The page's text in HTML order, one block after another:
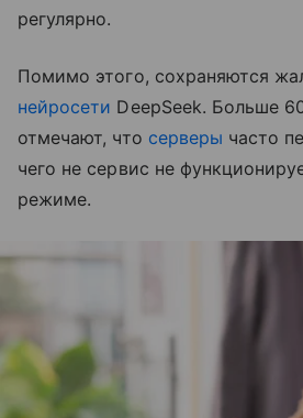
регулярно.
Помимо этого, сохраняются
нейросети DeepSeek. Больше
отмечают, что серверы часто
чего не сервис не
режиме.